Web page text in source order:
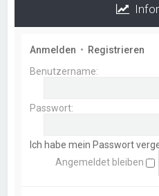
Anmelden • Registrieren
Benutzername:
Passwort:
Ich habe mein Passwort
Angemeldet bleiben